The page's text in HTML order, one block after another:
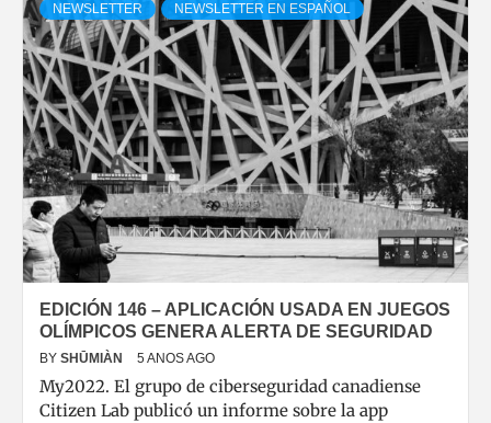
NEWSLETTER NEWSLETTER EN ESPAÑOL
EDICIÓN 146 – APLICACIÓN USADA EN JUEGOS
OLÍMPICOS GENERA ALERTA DE SEGURIDAD
BY SHŪMIÀN 5 ANOS AGO
My2022. El grupo de ciberseguridad canadiense
Citizen Lab publicó un informe sobre la app